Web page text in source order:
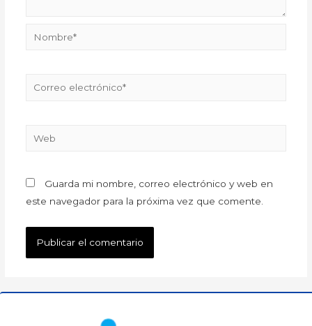
Guarda mi nombre, correo electrónico y web en
este navegador para la próxima vez que comente.